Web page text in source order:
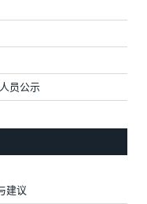
员公示
建议